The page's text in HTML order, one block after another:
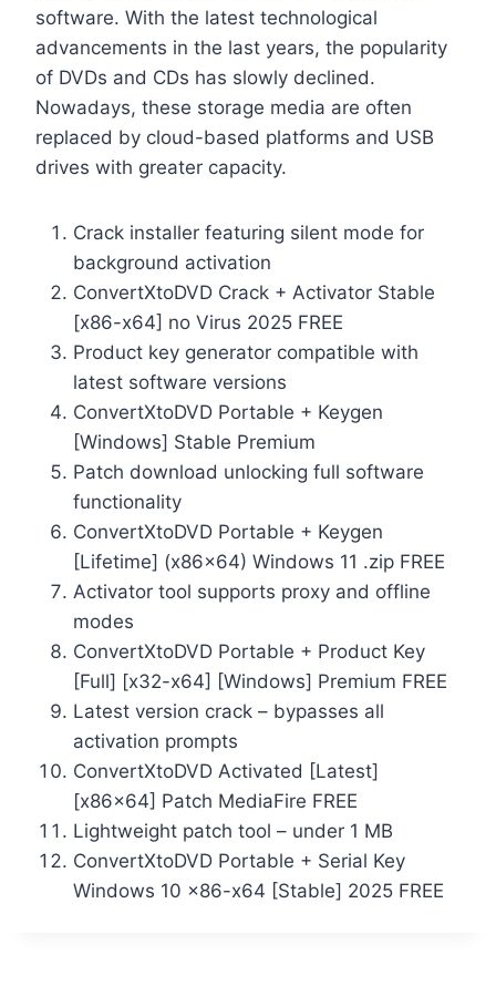
software. With the latest technological
advancements in the last years, the popularity
of DVDs and CDs has slowly declined.
Nowadays, these storage media are often
replaced by cloud-based platforms and USB
drives with greater capacity.
Crack installer featuring silent mode for
background activation
ConvertXtoDVD Crack + Activator Stable
[x86-x64] no Virus 2025 FREE
Product key generator compatible with
latest software versions
ConvertXtoDVD Portable + Keygen
[Windows] Stable Premium
Patch download unlocking full software
functionality
ConvertXtoDVD Portable + Keygen
[Lifetime] (x86x64) Windows 11 .zip FREE
Activator tool supports proxy and offline
modes
ConvertXtoDVD Portable + Product Key
[Full] [x32-x64] [Windows] Premium FREE
Latest version crack – bypasses all
activation prompts
ConvertXtoDVD Activated [Latest]
[x86x64] Patch MediaFire FREE
Lightweight patch tool – under 1 MB
ConvertXtoDVD Portable + Serial Key
Windows 10 x86-x64 [Stable] 2025 FREE